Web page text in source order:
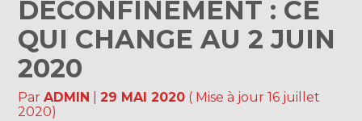
DÉCONFINEMENT : CE
QUI CHANGE AU 2 JUIN
2020
ParADMIN |29 MAI 2020 ( Mise à jour 16 juillet
2020)